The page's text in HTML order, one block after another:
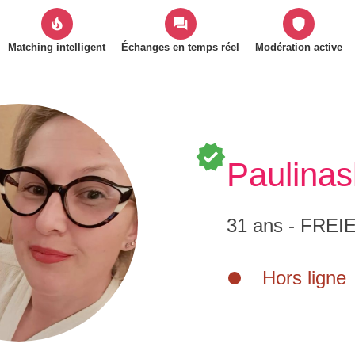
local_fire_department
Matching intelligent
forum
Échanges en temps réel
shield
Modération active
31 ans -
Hors ligne
verified